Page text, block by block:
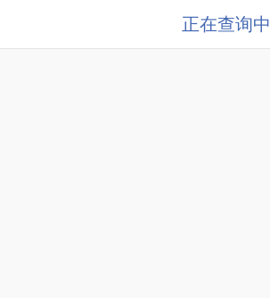
正在查询中